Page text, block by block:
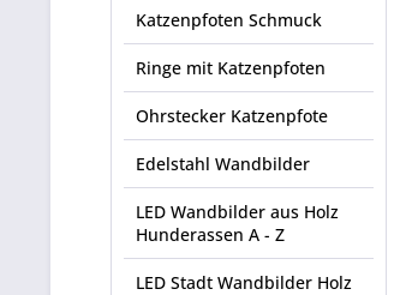
Katzenpfoten Schmuck
Ringe mit Katzenpfoten
Ohrstecker Katzenpfote
Edelstahl Wandbilder
LED Wandbilder aus Holz
Hunderassen A - Z
LED Stadt Wandbilder Holz